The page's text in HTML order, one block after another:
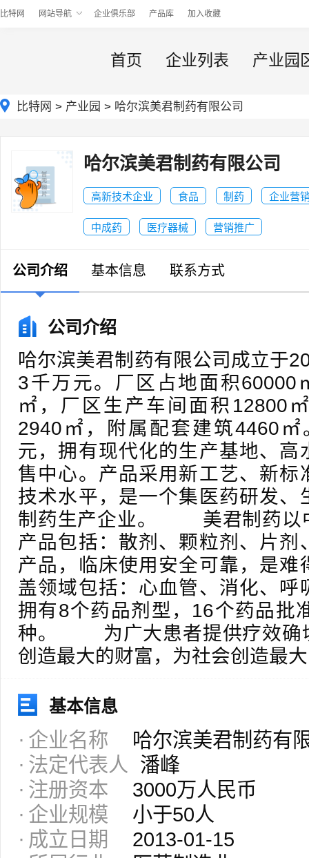
比特网 网站导航 企业俱乐部 产品库 加入收藏
首页 企业列表 产业园
比特网 > 产业园 > 哈尔滨美君制药有限公司
哈尔滨美君制药有限公司
高新技术企业 食品 制药 企业营
中成药 医疗器械 营销推广
公司介绍 基本信息 联系方式
公司介绍
哈尔滨美君制药有限公司成立于
3千万元。厂区占地面积60000
㎡，厂区生产车间面积12800
2940㎡，附属配套建筑4460
元，拥有现代化的生产基地、高
售中心。产品采用新工艺、新标
技术水平，是一个集医药研发、
制药生产企业。 美君制药以
产品包括：散剂、颗粒剂、片剂
产品，临床使用安全可靠，是难
盖领域包括：心血管、消化、呼
拥有8个药品剂型，16个药品批
种。 为广大患者提供疗效确
创造最大的财富，为社会创造最
基本信息
企业名称
哈尔滨美君制药有
法定代表人
潘峰
注册资本
3000万人民币
企业规模
小于50人
成立日期
2013-01-15